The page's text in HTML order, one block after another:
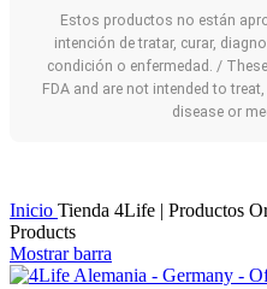
Estos productos no están
intención de tratar, curar,
condición o enfermedad. /
FDA and are not intended to
disease or
Inicio Tienda 4Life | Productos
Products
Mostrar barra